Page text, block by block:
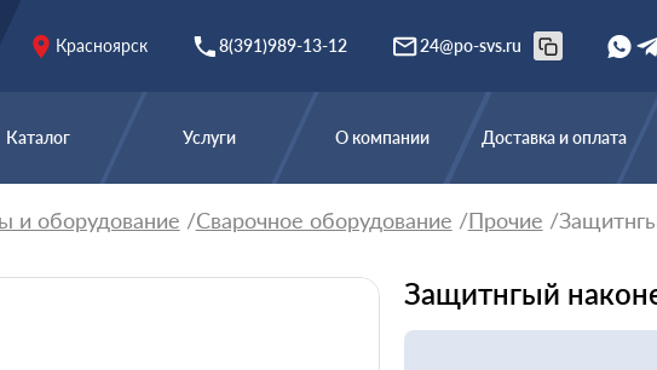
Красноярск 8(391)989-13-12 24@po-svs.ru
Каталог Услуги О компании Доставка и оплата
и оборудование Сварочное оборудование Прочие
Защитнгый